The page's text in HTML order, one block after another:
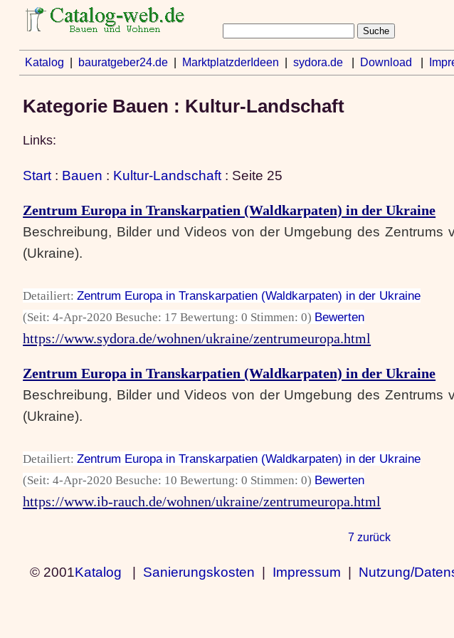
Katalog bauratgeber24.de| MarktplatzderIdeen sydora.de| Download
Kategorie Bauen : Kultur-Landschaft
Links:
Start : Bauen : Kultur-Landschaft : Seite 25
Zentrum Europa in Transkarpatien (Waldkarpaten) in der Ukraine
Beschreibung, Bilder und Videos von der Umgebung des
(Ukraine).
Detailiert:Zentrum Europa in Transkarpatien (Waldkarpaten) in der Ukraine
(Seit: 4-Apr-2020 Besuche: 17 Bewertung: 0 Stimmen: 0) Bewerten
https://www.sydora.de/wohnen/ukraine/zentrumeuropa.html
Zentrum Europa in Transkarpatien (Waldkarpaten) in der Ukraine
Beschreibung, Bilder und Videos von der Umgebung des
(Ukraine).
Detailiert:Zentrum Europa in Transkarpatien (Waldkarpaten) in der Ukraine
(Seit: 4-Apr-2020 Besuche: 10 Bewertung: 0 Stimmen: 0) Bewerten
https://www.ib-rauch.de/wohnen/ukraine/zentrumeuropa.html
7 zurück
© 2001Katalog | Sanierungskosten | Impressum | Nutzung/